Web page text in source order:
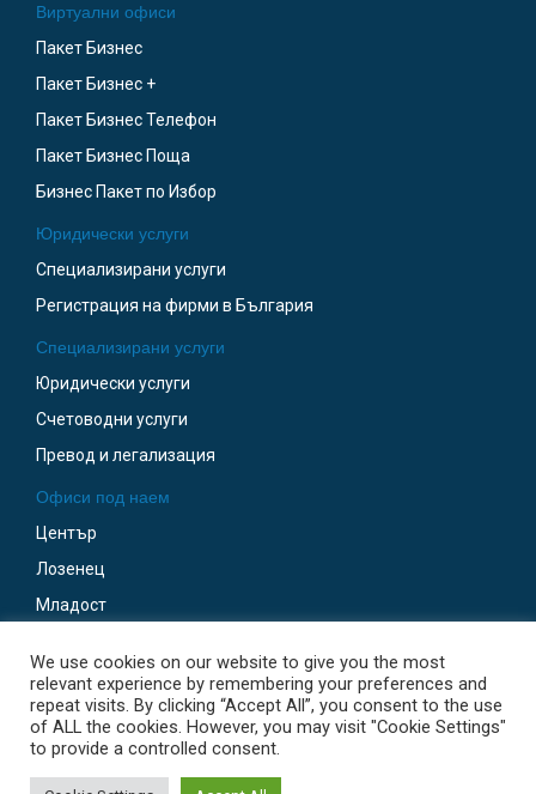
Виртуални офиси
Пакет Бизнес
Пакет Бизнес +
Пакет Бизнес Телефон
Пакет Бизнес Поща
Бизнес Пакет по Избор
Юридически услуги
Специализирани услуги
Регистрация на фирми в България
Специализирани услуги
Юридически услуги
Счетоводни услуги
Превод и легализация
Офиси под наем
Център
Лозенец
Младост
Гоце Делчев
We use cookies on our website to give you the most
relevant experience by remembering your preferences and
repeat visits. By clicking “Accept All”, you consent to the use
of ALL the cookies. However, you may visit "Cookie Settings"
to provide a controlled consent.